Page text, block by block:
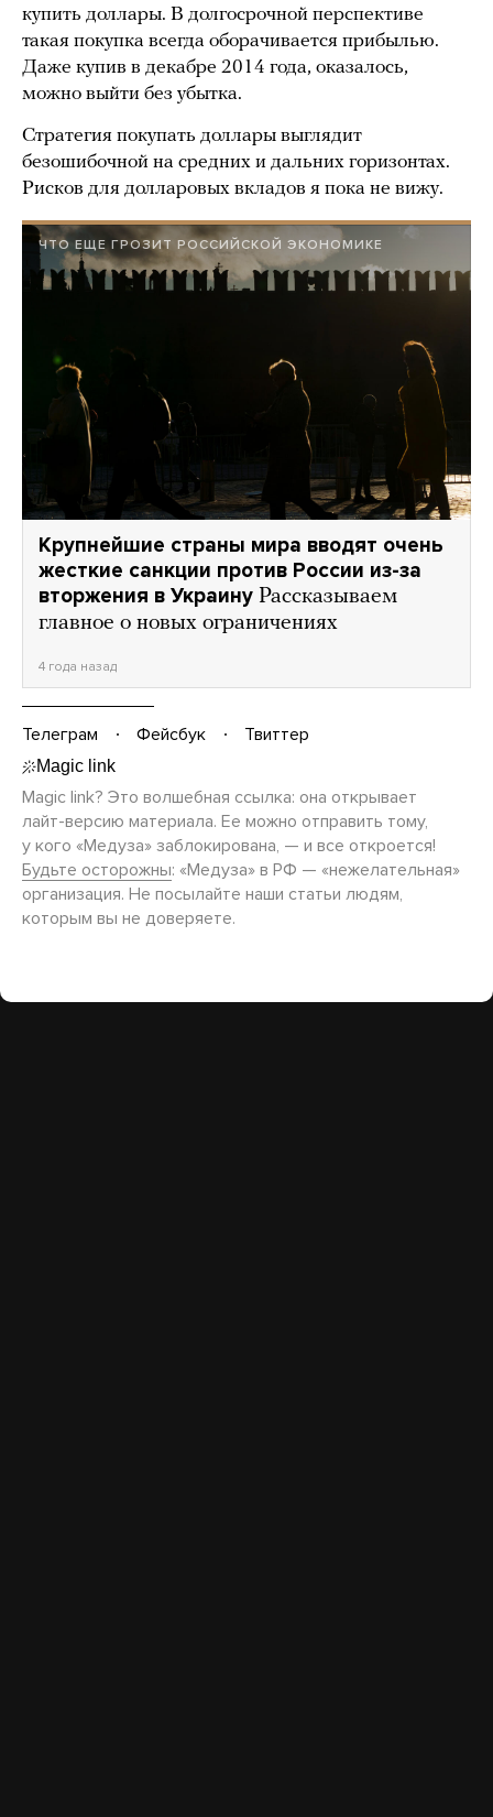
купить доллары. В долгосрочной перспективе
такая покупка всегда оборачивается прибылью.
Даже купив в декабре 2014 года, оказалось,
можно выйти без убытка.
Стратегия покупать доллары выглядит
безошибочной на средних и дальних горизонтах.
Рисков для долларовых вкладов я пока не вижу.
ЧТО ЕЩЕ ГРОЗИТ РОССИЙСКОЙ ЭКОНОМИКЕ
Крупнейшие страны мира вводят очень
жесткие санкции против России из-за
вторжения в Украину Рассказываем
главное о новых ограничениях
4 года назад
Телеграм Фейсбук Твиттер
Magic link? Это волшебная ссылка: она открывает
лайт-версию материала. Ее можно отправить тому,
у кого «Медуза» заблокирована, — и все откроется!
Будьте осторожны: «Медуза» в РФ — «нежелательная»
организация. Не посылайте наши статьи людям,
которым вы не доверяете.